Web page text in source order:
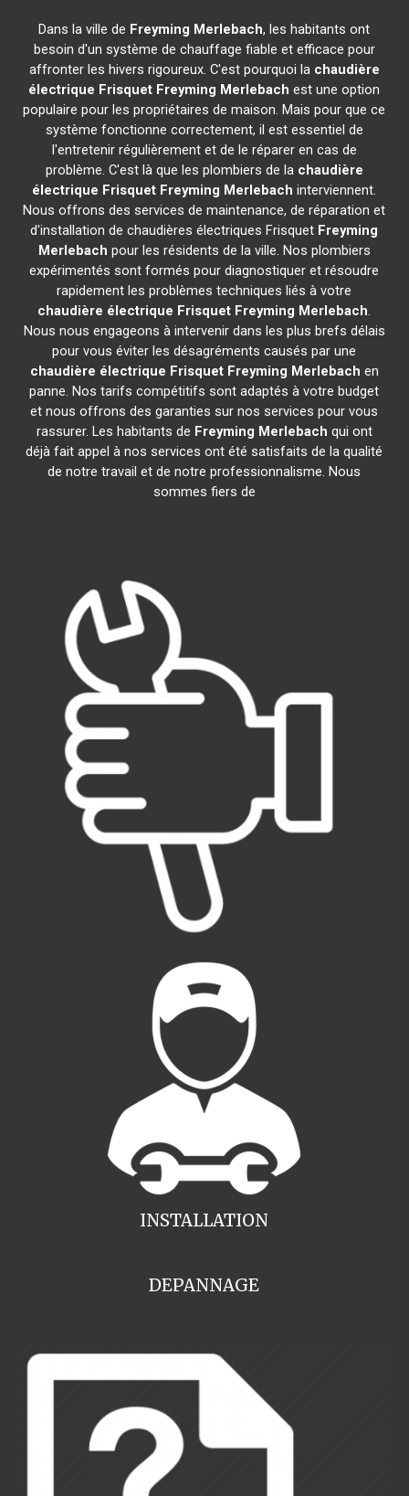
Dans la ville de Freyming Merlebach, les habitants ont
besoin d'un système de chauffage fiable et efficace pour
affronter les hivers rigoureux. C'est pourquoi la chaudière
électrique Frisquet Freyming Merlebach est une option
populaire pour les propriétaires de maison. Mais pour que ce
système fonctionne correctement, il est essentiel de
l'entretenir régulièrement et de le réparer en cas de
problème. C'est là que les plombiers de la chaudière
électrique Frisquet Freyming Merlebach interviennent.
Nous offrons des services de maintenance, de réparation et
d'installation de chaudières électriques Frisquet Freyming
Merlebach pour les résidents de la ville. Nos plombiers
expérimentés sont formés pour diagnostiquer et résoudre
rapidement les problèmes techniques liés à votre
chaudière électrique Frisquet Freyming Merlebach.
Nous nous engageons à intervenir dans les plus brefs délais
pour vous éviter les désagréments causés par une
chaudière électrique Frisquet Freyming Merlebach en
panne. Nos tarifs compétitifs sont adaptés à votre budget
et nous offrons des garanties sur nos services pour vous
rassurer. Les habitants de Freyming Merlebach qui ont
déjà fait appel à nos services ont été satisfaits de la qualité
de notre travail et de notre professionnalisme. Nous
sommes fiers de
INSTALLATION
DEPANNAGE